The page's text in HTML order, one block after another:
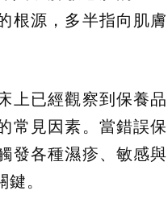
根源，多半指向肌
已經觀察到保養
常見因素。當錯誤
發各種濕疹、敏感
。